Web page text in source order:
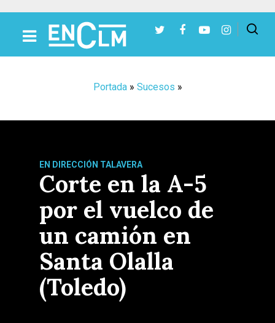
Portada» Sucesos »
EN DIRECCIÓN TALAVERA
Corte en la A-5
por el vuelco de
un camión en
Santa Olalla
(Toledo)